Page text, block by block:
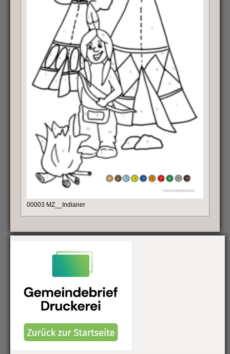
00003 MZ__Indianer